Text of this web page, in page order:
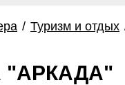
/ Туризм и отдых
"АРКАДА"